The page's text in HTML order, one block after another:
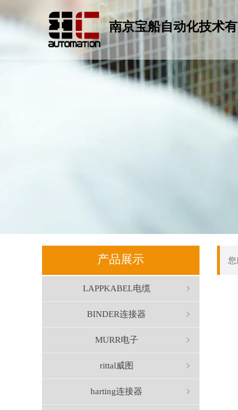
南京宝船自动化技术
您
产品展示
ꁇ
LAPPKABEL电缆
ꁇ
BINDER连接器
ꁇ
MURR电子
ꁇ
rittal威图
ꁇ
harting连接器